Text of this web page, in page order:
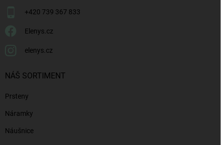
+420 739 367 833
Elenys.cz
elenys.cz
NÁŠ SORTIMENT
Prsteny
Náramky
Náušnice